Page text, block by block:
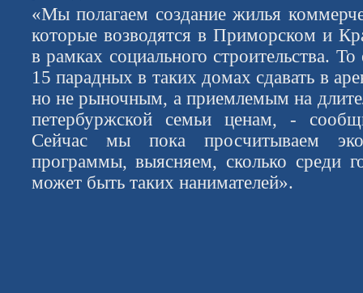
«Мы полагаем создание жилья
которые возводятся в Приморском и
в рамках социального строительства.
15 парадных в таких домах сдавать в
но не рыночным, а приемлемым на
петербуржской семьи ценам, -
Сейчас мы пока просчитываем
программы, выясняем, сколько среди
может быть таких нанимателей».